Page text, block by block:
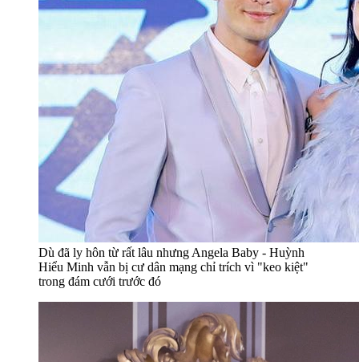
Dù đã ly hôn từ rất lâu nhưng Angela Baby - Huỳnh
Hiểu Minh vẫn bị cư dân mạng chỉ trích vì "keo kiệt"
trong đám cưới trước đó